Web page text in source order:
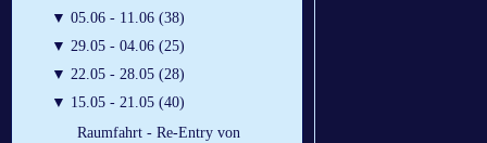
▼ 05.06 - 11.06 (38)
▼ 29.05 - 04.06 (25)
▼ 22.05 - 28.05 (28)
▼ 15.05 - 21.05 (40)
Raumfahrt - Re-Entry von